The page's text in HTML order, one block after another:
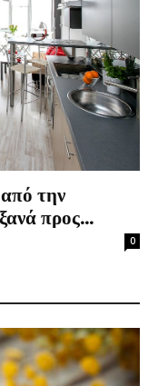
την
προς...
0